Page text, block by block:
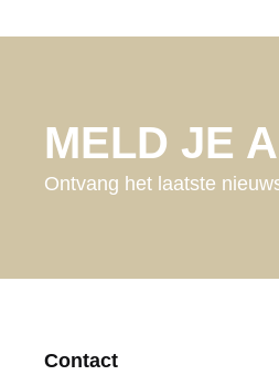
MELD JE
Ontvang het laatste
Contact